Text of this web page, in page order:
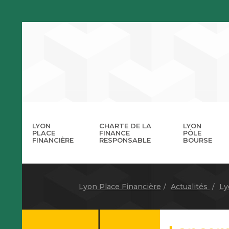
LYON
PLACE
FINANCIÈRE
La
CHARTE DE LA
FINANCE
RESPONSABLE
LYON
PÔLE
BOURSE
Lyon Place Financière Actualités